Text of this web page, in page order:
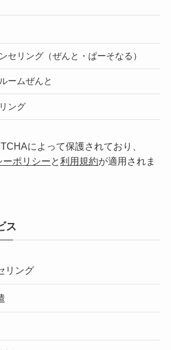
セリング（ぜんと・ぱーそなる）
ームぜんと
ング
によって保護されており、
ポリシーと利用規約が適用されま
ス
リング